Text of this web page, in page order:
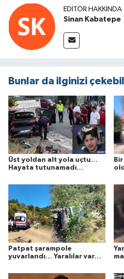
EDITÖR HAKKINDA
Sinan Kabatepe
Bunlar da ilginizi
Üst yoldan alt yola uçtu…
Hayata tutunamadı…
Patpat şarampole
yuvarlandı… Yaralılar var…